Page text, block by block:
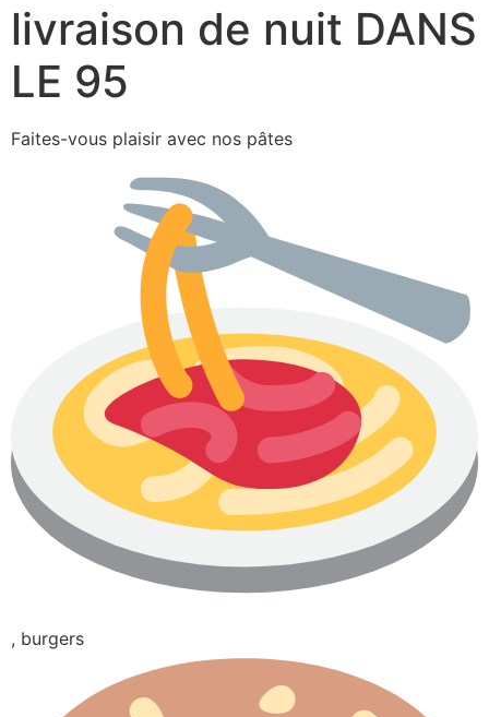
livraison de nuit DANS
LE 95
Faites-vous plaisir avec nos pâtes
, burgers